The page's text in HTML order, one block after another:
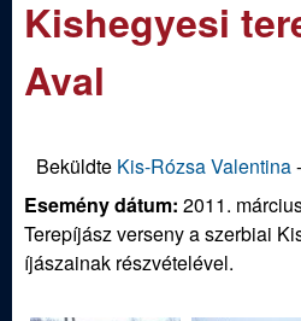
e
S
p
m
n
Kishegyesi
Aval
Beküldte Kis-Rózsa Valentina-
Esemény dátum: 2011.
Terepíjász verseny a szerbiai
íjászainak részvételével.